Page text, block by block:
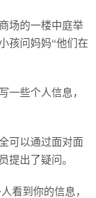
场的一楼中庭举
孩问妈妈“他们在
一些个人信息，
可以通过面对面
提出了疑问。
看到你的信息，